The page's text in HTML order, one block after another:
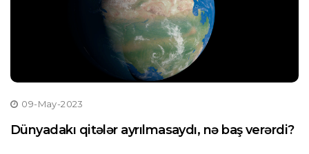
09-May-2023
Dünyadakı qitələr ayrılmasaydı, nə baş verərdi?